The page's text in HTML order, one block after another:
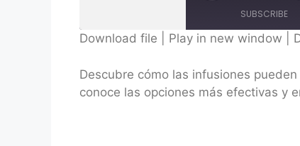
EpisodeSUBSCRIBE
RSS FEED
LINK
Download file Play in new window
Descubre cómo las infusiones
conoce las opciones más efectivas y